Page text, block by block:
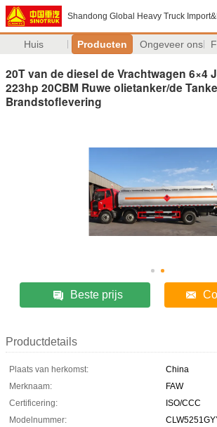
Shandong Global Heavy Truck
Huis Producten Ongeveer ons
20T van de diesel de Vrachtwagen 6×4
223hp 20CBM Ruwe olietanker/de
Brandstoflevering
Beste prijs
Productdetails
Plaats van herkomst:
China
Merknaam:
FAW
Certificering:
ISO/CCC
Modelnummer: